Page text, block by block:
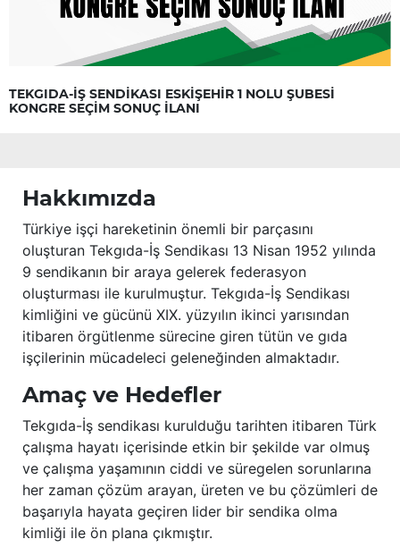
TEKGIDA-İŞ SENDİKASI ESKİŞEHİR 1 NOLU ŞUBESİ
KONGRE SEÇİM SONUÇ İLANI
Hakkımızda
Türkiye işçi hareketinin önemli bir parçasını
oluşturan Tekgıda-İş Sendikası 13 Nisan 1952 yılında
9 sendikanın bir araya gelerek federasyon
oluşturması ile kurulmuştur. Tekgıda-İş Sendikası
kimliğini ve gücünü XIX. yüzyılın ikinci yarısından
itibaren örgütlenme sürecine giren tütün ve gıda
işçilerinin mücadeleci geleneğinden almaktadır.
Amaç ve Hedefler
Tekgıda-İş sendikası kurulduğu tarihten itibaren Türk
çalışma hayatı içerisinde etkin bir şekilde var olmuş
ve çalışma yaşamının ciddi ve süregelen sorunlarına
her zaman çözüm arayan, üreten ve bu çözümleri de
başarıyla hayata geçiren lider bir sendika olma
kimliği ile ön plana çıkmıştır.